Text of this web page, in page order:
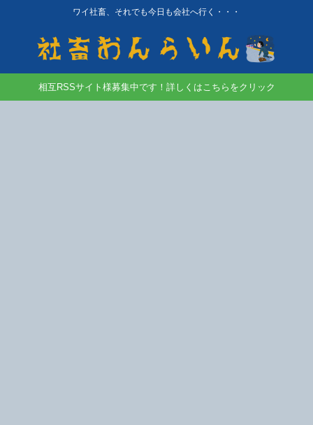
ワイ社畜、それでも今日も会社へ行く・・・
相互RSSサイト様募集中です！詳しくはこちらをクリック